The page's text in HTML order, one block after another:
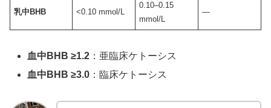
乳中BHB <0.10 mmol/L
0.10–0.15
mmol/L
—
血中BHB ≥1.2 ：亜臨床ケトーシス
血中BHB ≥3.0 ：臨床ケトーシス